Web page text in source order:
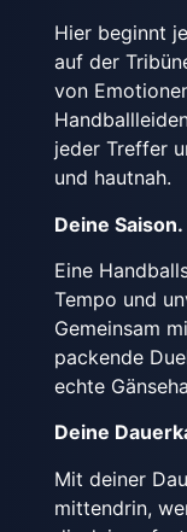
Hier beginnt
auf der
von
jeder Treffer
und hautnah.
Deine Saison.
Eine
Tempo und
Gemeinsam
packende
echte
Deine
Mit deiner
mittendrin,